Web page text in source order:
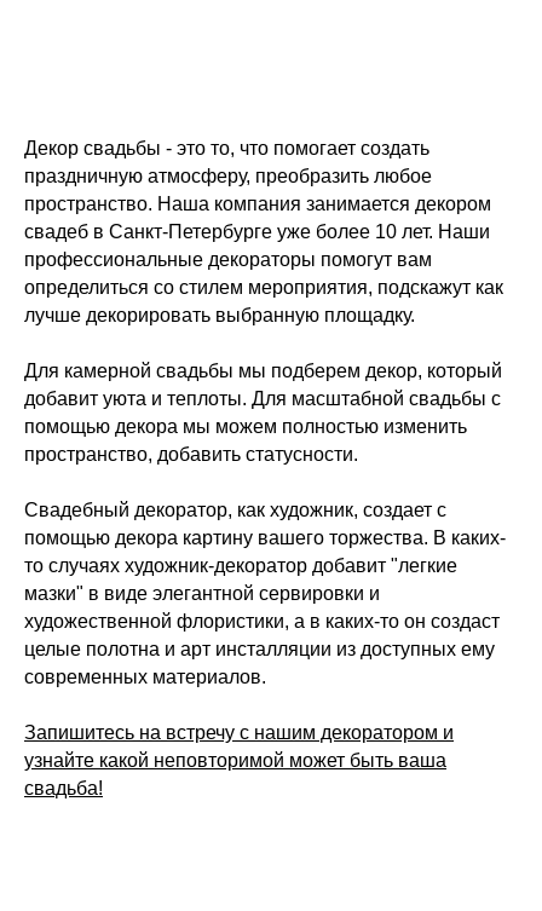
Декор свадьбы - это то, что помогает создать
праздничную атмосферу, преобразить любое
пространство. Наша компания занимается декором
свадеб в Санкт-Петербурге уже более 10 лет. Наши
профессиональные декораторы помогут вам
определиться со стилем мероприятия, подскажут как
лучше декорировать выбранную площадку.
Для камерной свадьбы мы подберем декор, который
добавит уюта и теплоты. Для масштабной свадьбы с
помощью декора мы можем полностью изменить
пространство, добавить статусности.
Свадебный декоратор, как художник, создает с
помощью декора картину вашего торжества. В каких-
то случаях художник-декоратор добавит "легкие
мазки" в виде элегантной сервировки и
художественной флористики, а в каких-то он создаст
целые полотна и арт инсталляции из доступных ему
современных материалов.
Запишитесь на встречу с нашим декоратором и
узнайте какой неповторимой может быть ваша
свадьба!